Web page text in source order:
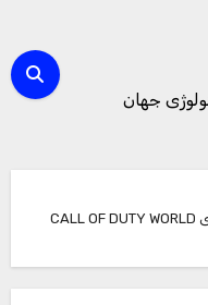
جهان
مشخصات – ویژگی ها و قیمت خرید بازی CALL OF DUTY WORLD